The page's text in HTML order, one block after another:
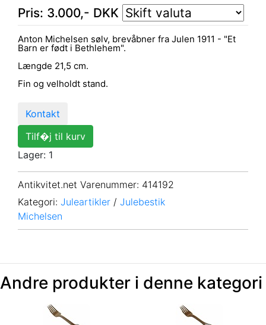
Pris: 3.000,- DKK
Anton Michelsen sølv, brevåbner fra Julen 1911 - "Et
Barn er født i Bethlehem".
Længde 21,5 cm.
Fin og velholdt stand.
Kontakt
Tilf�j til kurv
Lager: 1
Antikvitet.net Varenummer: 414192
Kategori: Juleartikler / Julebestik
Michelsen
Andre produkter i denne kategori